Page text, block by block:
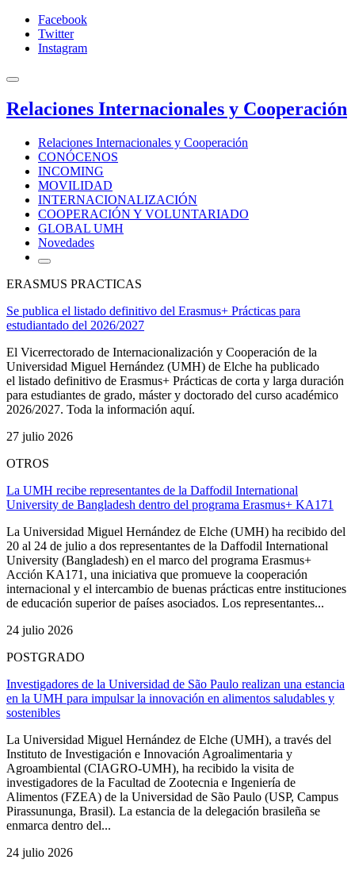
Facebook
Twitter
Instagram
Relaciones Internacionales y Cooperación
Relaciones Internacionales y Cooperación
CONÓCENOS
INCOMING
MOVILIDAD
INTERNACIONALIZACIÓN
COOPERACIÓN Y VOLUNTARIADO
GLOBAL UMH
Novedades
ERASMUS PRACTICAS
Se publica el listado definitivo del Erasmus+ Prácticas para
estudiantado del 2026/2027
El Vicerrectorado de Internacionalización y Cooperación de la
Universidad Miguel Hernández (UMH) de Elche ha publicado
el listado definitivo de Erasmus+ Prácticas de corta y larga duración
para estudiantes de grado, máster y doctorado del curso académico
2026/2027. Toda la información aquí.
27 julio 2026
OTROS
La UMH recibe representantes de la Daffodil International
University de Bangladesh dentro del programa Erasmus+ KA171
La Universidad Miguel Hernández de Elche (UMH) ha recibido del
20 al 24 de julio a dos representantes de la Daffodil International
University (Bangladesh) en el marco del programa Erasmus+
Acción KA171, una iniciativa que promueve la cooperación
internacional y el intercambio de buenas prácticas entre instituciones
de educación superior de países asociados. Los representantes...
24 julio 2026
POSTGRADO
Investigadores de la Universidad de São Paulo realizan una estancia
en la UMH para impulsar la innovación en alimentos saludables y
sostenibles
La Universidad Miguel Hernández de Elche (UMH), a través del
Instituto de Investigación e Innovación Agroalimentaria y
Agroambiental (CIAGRO-UMH), ha recibido la visita de
investigadores de la Facultad de Zootecnia e Ingeniería de
Alimentos (FZEA) de la Universidad de São Paulo (USP, Campus
Pirassununga, Brasil). La estancia de la delegación brasileña se
enmarca dentro del...
24 julio 2026